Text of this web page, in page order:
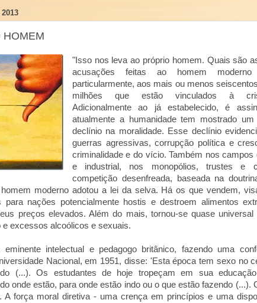
HOMEM
"Isso nos leva ao próprio homem. Quais são
acusações feitas ao homem
particularmente, aos mais ou menos
milhões que estão vinculados à
Adicionalmente ao já estabelecido, é
atualmente a humanidade tem mostrado um
declínio na moralidade. Esse declínio
guerras agressivas, corrupção política e
criminalidade e do vício. Também nos campos
e industrial, nos monopólios, trustes e
competição desenfreada, baseada na
moderno adotou a lei da selva. Há os que vendem,
nações potencialmente hostis e destroem alimentos
preços elevados. Além do mais, tornou-se quase
e excessos alcoólicos e sexuais.
intelectual e pedagogo britânico, fazendo uma
Nacional, em 1951, disse: 'Esta época tem sexo no
(...). Os estudantes de hoje tropeçam em sua
onde estão, para onde estão indo ou o que estão fazendo (...).
A força moral diretiva - uma crença em princípios e uma